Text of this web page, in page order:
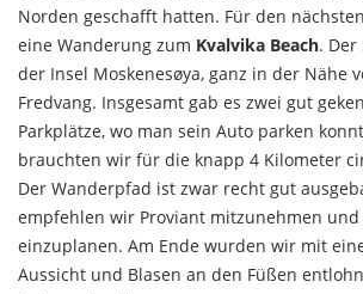
Norden geschafft hatten. Für den
eine Wanderung zum Kvalvika Beach.
der Insel Moskenesøya, ganz in der Nähe
Fredvang. Insgesamt gab es zwei gut
Parkplätze, wo man sein Auto parken
brauchten wir für die knapp 4 Kilometer
Der Wanderpfad ist zwar recht gut
empfehlen wir Proviant mitzunehmen und
einzuplanen. Am Ende wurden wir mit
Aussicht und Blasen an den Füßen